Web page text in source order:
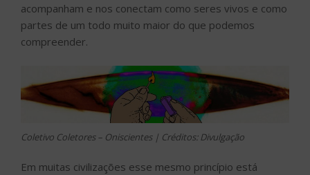
acompanham e nos conectam como seres vivos e como
partes de um todo muito maior do que podemos
compreender.
Coletivo Coletores – Oniscientes | Créditos: Divulgação
Em muitas civilizações esse mesmo princípio está